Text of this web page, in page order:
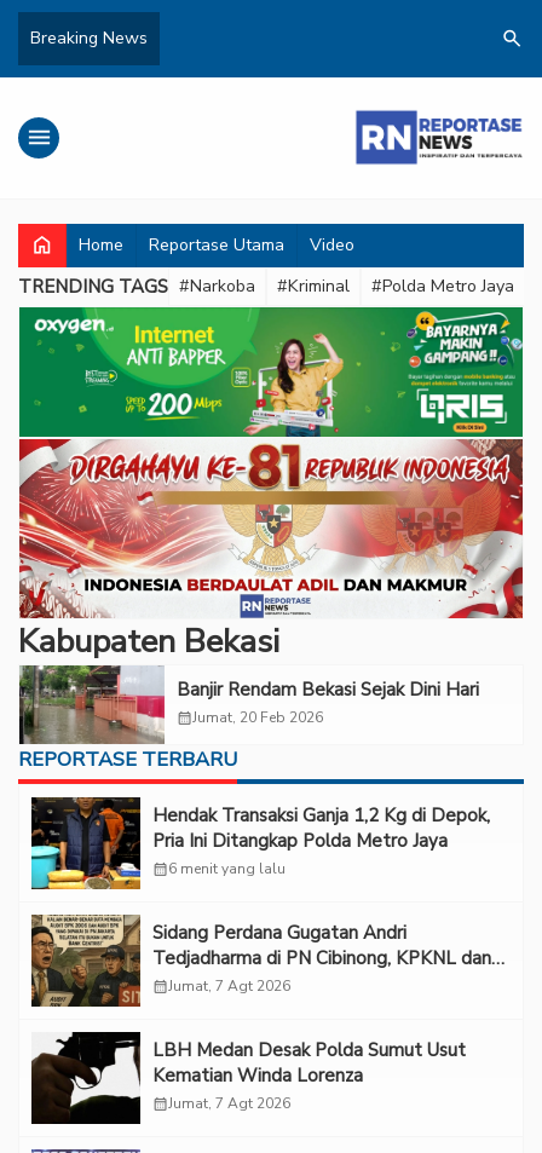
Breaking News search
menu
home Home Reportase Utama Video
TRENDING TAGS #Narkoba #Kriminal #Polda Metro Jaya
Kabupaten Bekasi
Banjir Rendam Bekasi Sejak Dini Hari
calendar_monthJumat, 20 Feb 2026
REPORTASE TERBARU
Hendak Transaksi Ganja 1,2 Kg di Depok,
Pria Ini Ditangkap Polda Metro Jaya
calendar_month6 menit yang lalu
Sidang Perdana Gugatan Andri
Tedjadharma di PN Cibinong, KPKNL dan
PUPN Mangkir
calendar_monthJumat, 7 Agt 2026
LBH Medan Desak Polda Sumut Usut
Kematian Winda Lorenza
calendar_monthJumat, 7 Agt 2026